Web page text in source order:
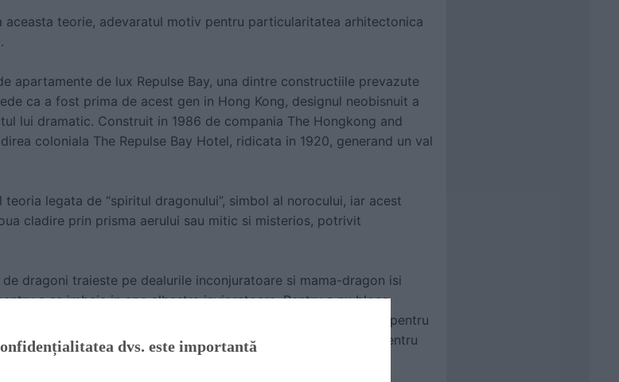
aceasta teorie, adevaratul motiv pentru particularitatea arhitectonica
apartamente de lux Repulse Bay, una dintre constructiile prevazute
ca a fost prima de acest gen in Hong Kong, designul neobisnuit a
lui dramatic. Construit in 1986 de compania The Hongkong and
coloniala The Repulse Bay Hotel, ridicata in 1920, generand un val
legata de “spiritul dragonului”, simbol al norocului, iar acest
cladire prin prisma aerului sau mitic si misterios, potrivit
dragoni traieste pe dealurile inconjuratoare si mama-dragon isi
a se imbaia in apa albastra invioratoare. Pentru a nu bloca
asupra zonei, superstitia este ca ‘gaura’ a fost proiectata pentru
Martyn Sawyer, director la Hongkong and Shanghai Hotels pentru
dvs. este importantă